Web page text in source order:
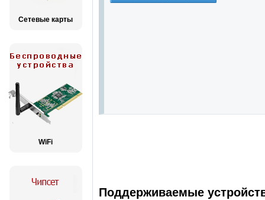
Сетевые карты
WiFi
Поддерживаемые